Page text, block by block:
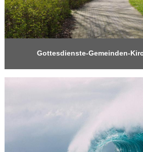
Gottesdienste-Gemeinden-